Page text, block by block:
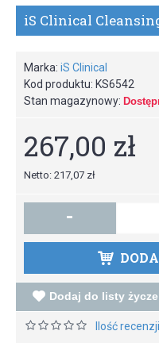
iS Clinical
Marka: iS Clinical
Kod produktu: KS6542
Stan magazynowy:
267,00 zł
Netto: 217,07 zł
-
Dodaj do listy
Ilość